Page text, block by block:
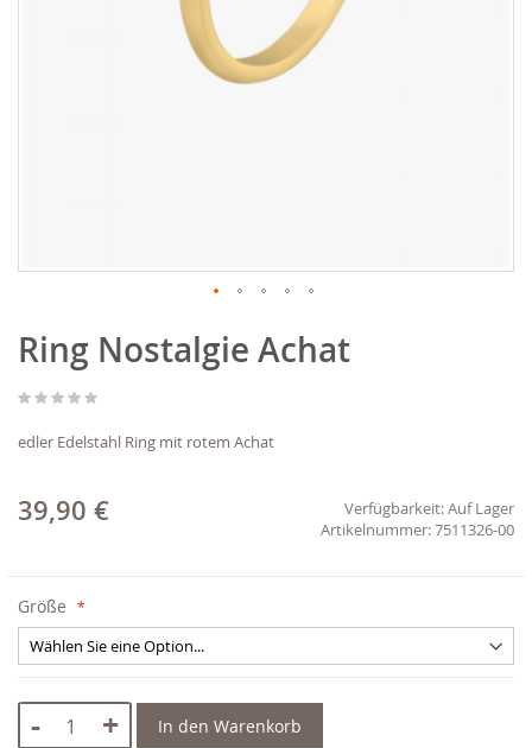
Anfang
der
springen
Ring Nostalgie Achat
edler Edelstahl Ring mit rotem Achat
39,90 € Verfügbarkeit:Auf Lager
7511326-00
Größe
- + In den Warenkorb